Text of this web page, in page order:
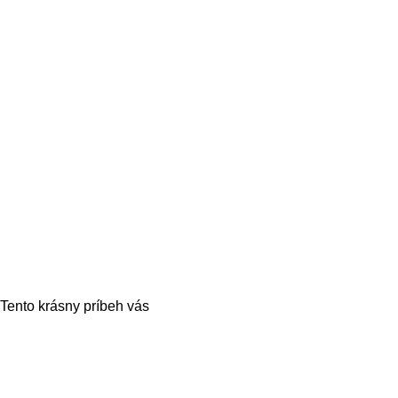
krásny príbeh vás